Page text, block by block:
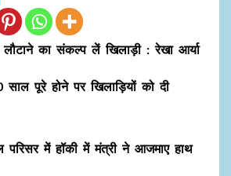
लौटाने का संकल्प लें खिलाड़ी : रेखा आर्या
साल पूरे होने पर खिलाड़ियों को दी
परिसर में हॉकी में मंत्री ने आजमाए हाथ